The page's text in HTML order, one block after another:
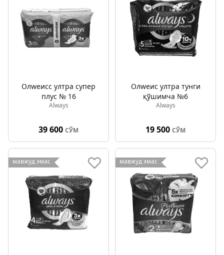
Олwеисс ултра супер
плус № 16
Always
39 600 СЎМ
Олwеис ултра тунги
қўшимча №6
Always
19 500 СЎМ
мавжуд эмас мавжуд эмас